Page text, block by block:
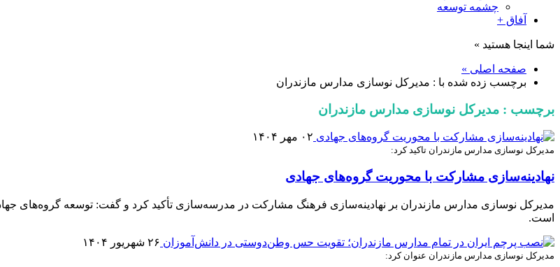
چشمه توسعه
آفاق +
شما اینجا هستید »
صفحه اصلی »
برچسب زده شده با : مدیرکل نوسازی مدارس مازندران
برچسب : مدیرکل نوسازی مدارس مازندران
۰۲ مهر ۱۴۰۴
مدیرکل نوسازی مدارس مازندران تاکید کرد:
نهادینه‌سازی مشارکت با محوریت گروه‌های جهادی
مدیرکل نوسازی مدارس مازندران بر نهادینه‌سازی فرهنگ مشارکت در مدرسه‌سازی تأکید کرد و گفت: توسعه
است.
۲۶ شهریور ۱۴۰۴
مدیرکل نوسازی مدارس مازندران عنوان کرد: